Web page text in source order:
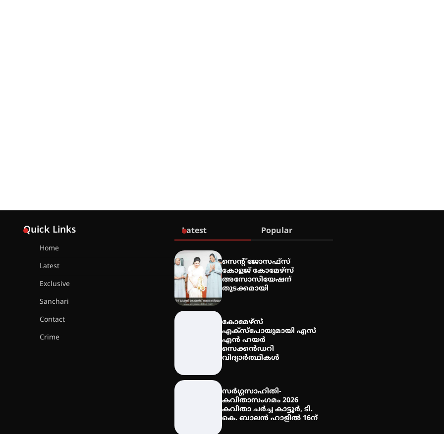
Quick Links
Home
Latest
Exclusive
Sanchari
Contact
Crime
Latest Popular
സെന്റ് ജോസഫ്സ്
കോളജ് കോമേഴ്‌സ്
അസോസിയേഷന്
തുടക്കമായി
കോമേഴ്സ്
എക്സ്പോയുമായി എസ്
എൻ ഹയർ
സെക്കൻഡറി
വിദ്യാർത്ഥികൾ
സർഗ്ഗസാഹിതി-
കവിതാസംഗമം 2026
കവിതാ ചർച്ച കാട്ടൂർ, ടി.
കെ. ബാലൻ ഹാളിൽ 16ന്